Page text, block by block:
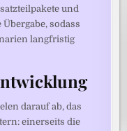
und
sodass
langfristig
darauf ab, das
einerseits die